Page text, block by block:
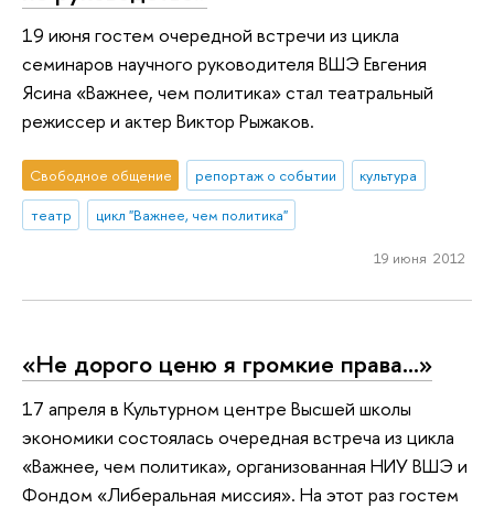
19 июня гостем очередной встречи из цикла
семинаров научного руководителя ВШЭ Евгения
Ясина «Важнее, чем политика» стал театральный
режиссер и актер Виктор Рыжаков.
Свободное общение репортаж о событии
культура
театр
цикл "Важнее, чем политика"
19 июня 2012
«Не дорого ценю я громкие права...»
17 апреля в Культурном центре Высшей школы
экономики состоялась очередная встреча из цикла
«Важнее, чем политика», организованная НИУ ВШЭ и
Фондом «Либеральная миссия». На этот раз гостем